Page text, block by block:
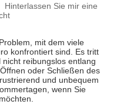
Hinterlassen Sie mir eine
mit dem viele
konfrontiert sind. Es tritt
reibungslos entlang
oder Schließen des
und unbequem
wenn Sie